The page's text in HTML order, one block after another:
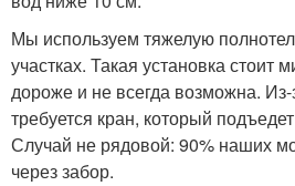
Мы используем тяжелую
участках. Такая установка стоит
дороже и не всегда возможна. Из-
требуется кран, который
Случай не рядовой: 90% наших
через забор.